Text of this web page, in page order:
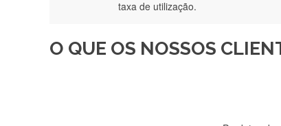
taxa de utilização.
O QUE OS NOSSOSRecebi a minha